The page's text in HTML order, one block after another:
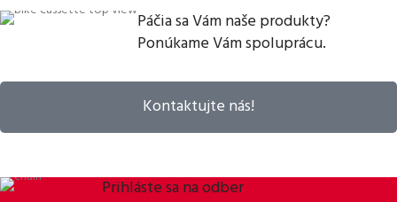
Páčia sa Vám naše produkty?
Ponúkame Vám spoluprácu.
Kontaktujte nás!
Prihláste sa na odber